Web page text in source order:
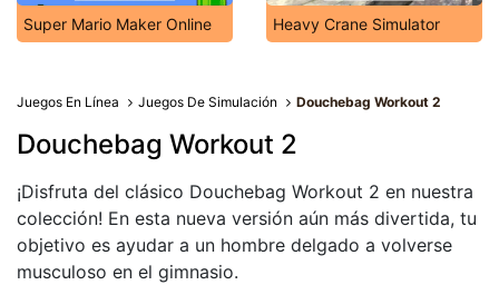
Super Mario Maker Online Heavy Crane Simulator
Juegos En Línea Juegos De Simulación Douchebag Workout 2
Douchebag Workout 2
¡Disfruta del clásico Douchebag Workout 2 en nuestra
colección! En esta nueva versión aún más divertida, tu
objetivo es ayudar a un hombre delgado a volverse
musculoso en el gimnasio.